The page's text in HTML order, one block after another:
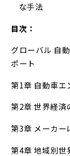
な手法
目次：
グローバル 自
ポート
第1章 自動車エ
第2章 世界経済
第3章 メーカー
第4章 地域別世